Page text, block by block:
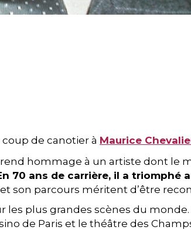
de canotier à Maurice
rend hommage à un artiste dont le
70 ans de carrière, il a triomphé
son parcours méritent d’être
les plus grandes scènes du
de Paris et le théâtre des